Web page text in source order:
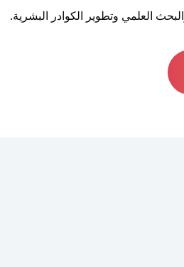
العلمي وتطوير الكوادر البشرية.